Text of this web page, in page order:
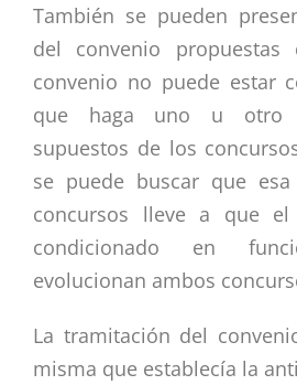
También se pueden
del convenio propuestas
convenio no puede estar
que haga uno u otro
supuestos de los
se puede buscar que
concursos lleve a que el
condicionado en
evolucionan ambos
La tramitación del
misma que establecía la